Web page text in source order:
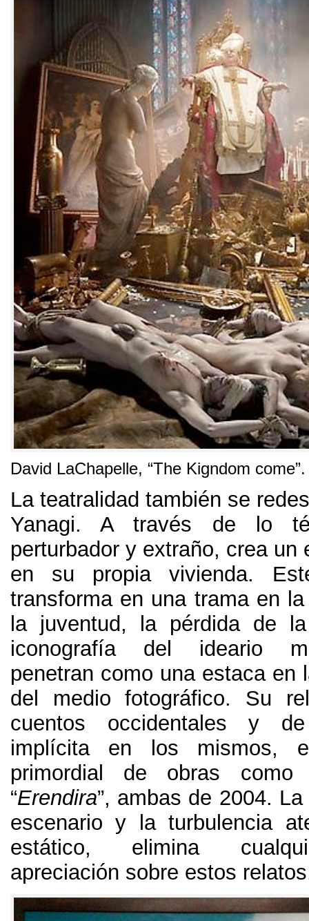
David LaChapelle, “The Kigndom come”
La teatralidad también se
Yanagi.A través de lo
perturbador y extraño, crea un
en su propia vivienda.
transforma en una trama en
la juventud,
la pérdida de
iconografía del ideario
penetran como una estaca en
del medio fotográfico. Su
cuentos occidentales y
implícita en los mismos,
primordial de obras como
“Erendira”, ambas de 2004.
escenario y la turbulencia
estático, elimina
apreciación sobre estos relatos